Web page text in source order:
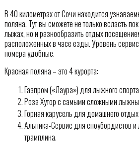
В 40 километрах от Сочи находится
поляна. Тут вы сможете не только всласть
лыжах, но и разнообразить отдых
расположенных в часе езды. Уровень
номера удобные.
Красная поляна – это 4 курорта:
Газпром («Лаура») для лыжного
Роза Хутор с самыми сложными
Горная карусель для домашнего
Альпика-Сервис для сноубордистов
трамплина.